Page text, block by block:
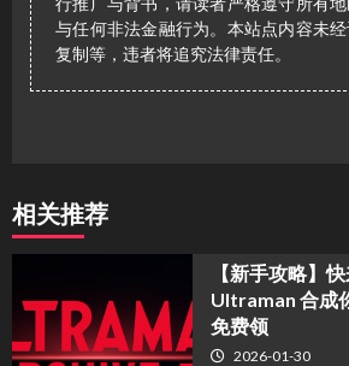
与任何非法金融行为。本站点内容未经
复制等，违者将追究法律责任。
相关推荐
【新手攻略】
Ultraman 合成
免费领
2026-01-30